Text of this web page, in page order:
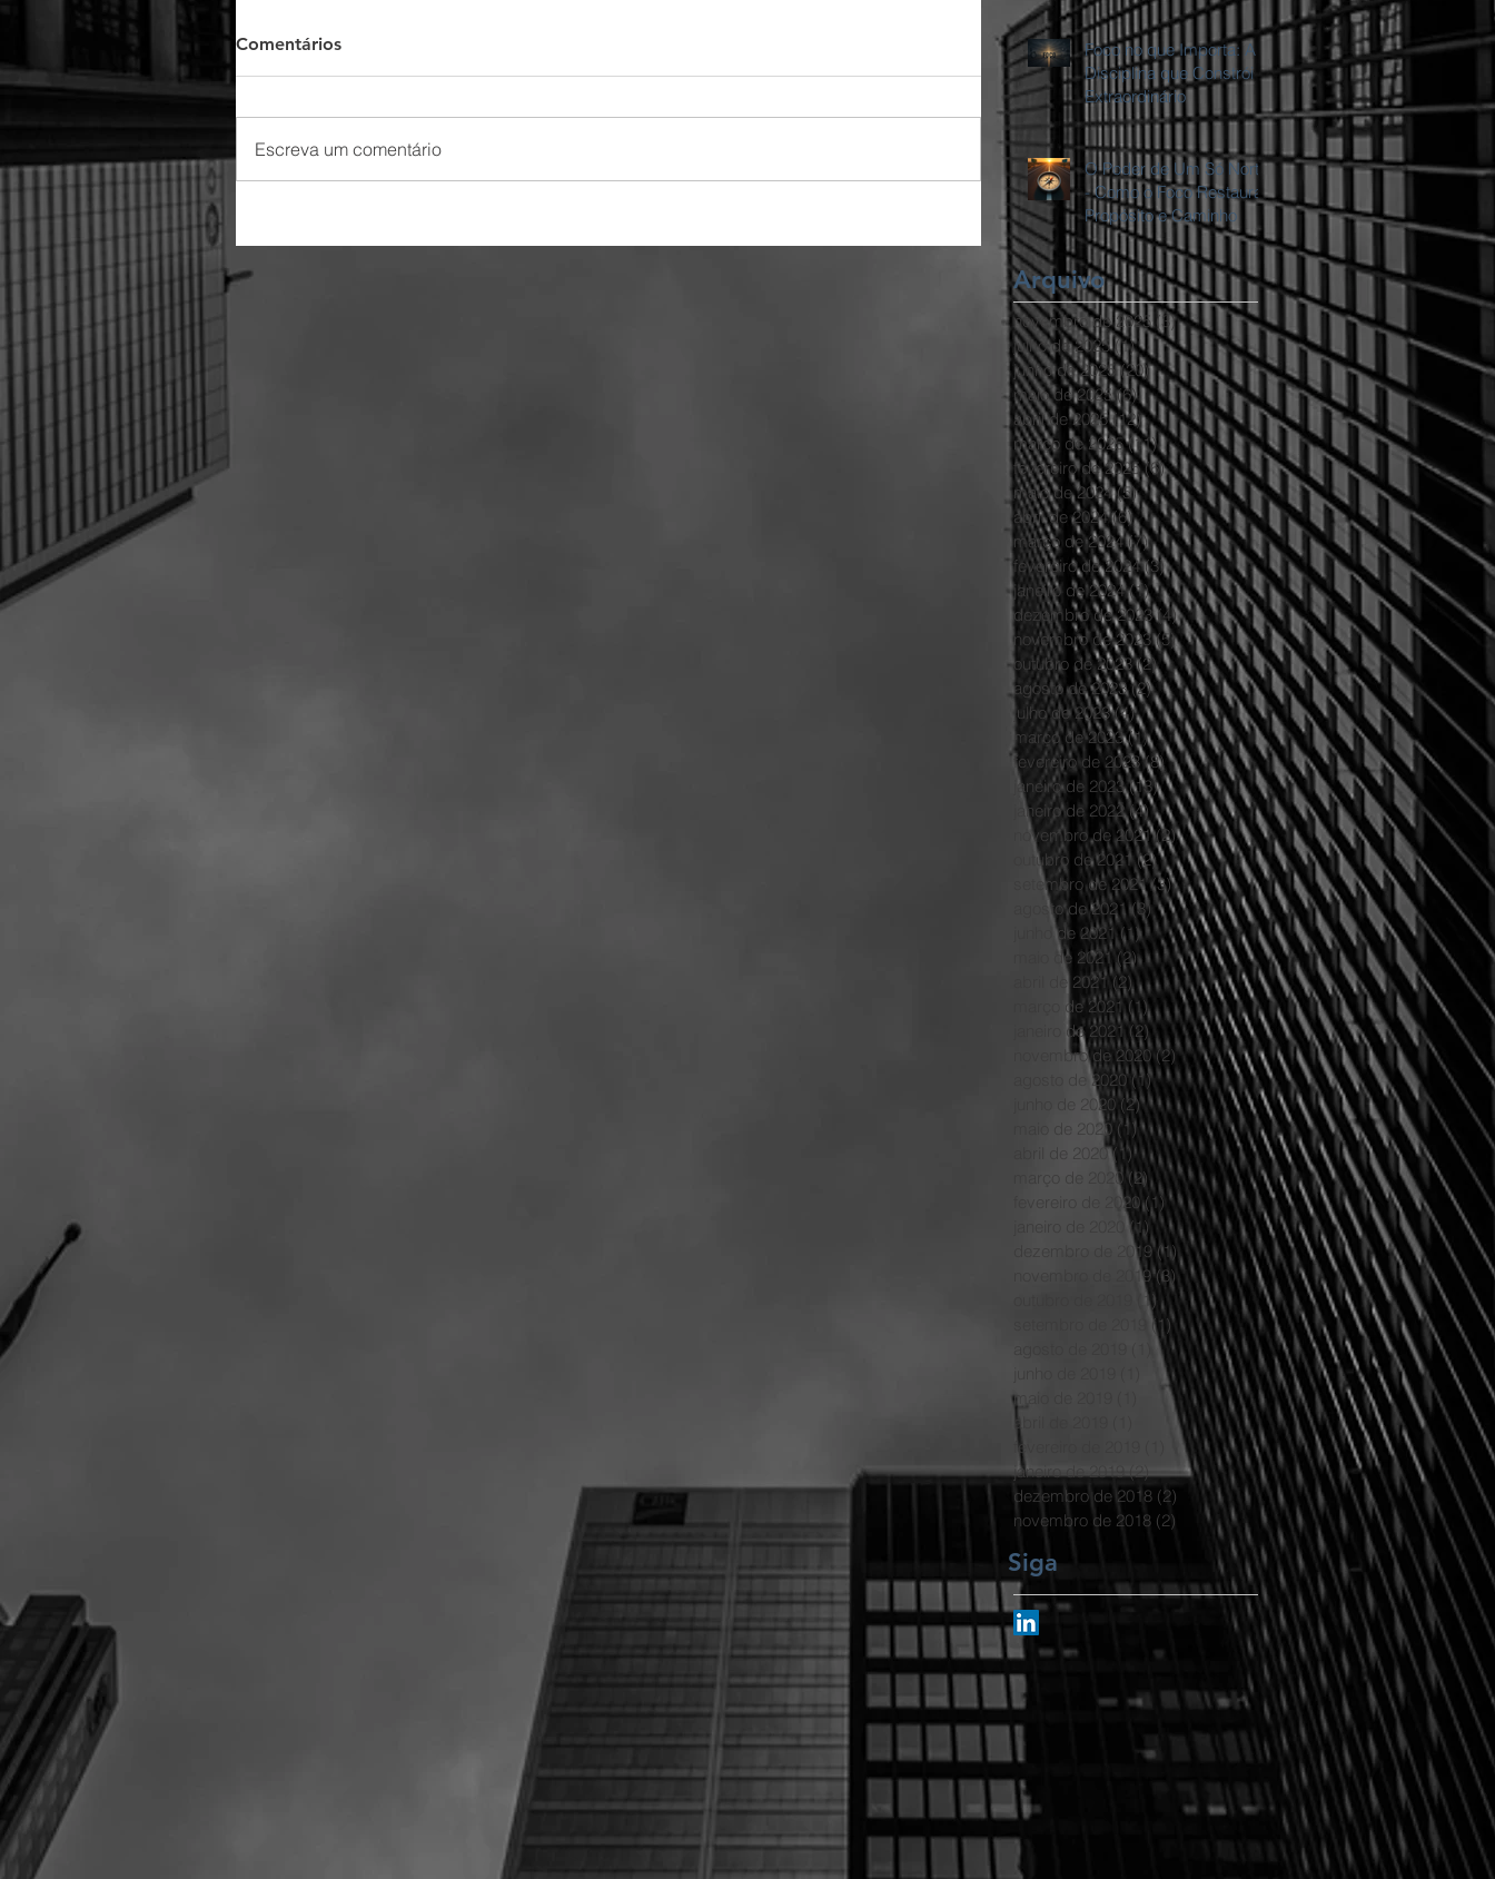
Comentários
Escreva um comentário
Foco no que Importa: A
Disciplina que Constrói o
Extraordinário
O Poder de Um Só Norte
- Como o Foco Restaura
Propósito e Caminho
Arquivo
novembro de 2025 (3)3 posts
julho de 2025 (1)1 post
junho de 2025 (20)20 posts
maio de 2025 (6) 6 posts
abril de 2025 (12)12 posts
março de 2025 (11) 11 posts
fevereiro de 2025 (6)6 posts
maio de 2024 (5)5 posts
abril de 2024 (6)6 posts
março de 2024 (7)7 posts
fevereiro de 2024 (3)3 posts
janeiro de 2024 (1)1 post
dezembro de 2023 (4)4 posts
novembro de 2023 (5)5 posts
outubro de 2023 (2)2 posts
agosto de 2023 (2)2 posts
julho de 2023 (4)4 posts
março de 2023 (1)1 post
fevereiro de 2023 (8)8 posts
janeiro de 2023 (13)13 posts
janeiro de 2022 (4)4 posts
novembro de 2021 (2)2 posts
outubro de 2021 (2)2 posts
setembro de 2021 (3)3 posts
agosto de 2021 (3)3 posts
junho de 2021 (1)1 post
maio de 2021 (2)2 posts
abril de 2021 (2)2 posts
março de 2021 (1)1 post
janeiro de 2021 (2)2 posts
novembro de 2020 (2)2 posts
agosto de 2020 (1)1 post
junho de 2020 (2)2 posts
maio de 2020 (1)1 post
abril de 2020 (1)1 post
março de 2020 (2)2 posts
fevereiro de 2020 (1) 1 post
(1) 1 post
dezembro de 2019 (1)1 post
novembro de 2019 (3)3 posts
(1) 1 post
(1)1 post
1 post
1 post
maio de 2019
1 post
abril de 2019
1 post
fevereiro de 2019
1 post
janeiro de 2019
2 posts
dezembro de 2018 (2) 2 posts
novembro de 2018 (2) 2 posts
Siga